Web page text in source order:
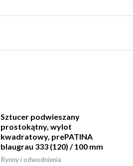
Sztucer podwieszany
prostokątny, wylot
kwadratowy, prePATINA
blaugrau 333 (120) / 100 mm
Rynny i odwodnienia